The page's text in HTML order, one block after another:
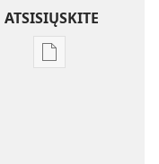
ATSISIŲSKITE
Skaitmeninių